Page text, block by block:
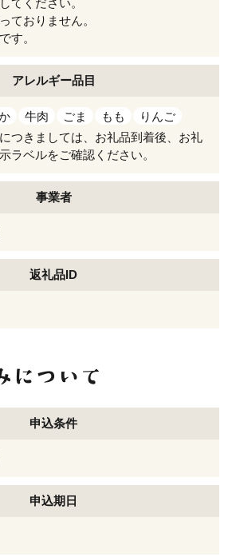
ておりません。
す。
アレルギー品目
牛肉 ごま もも
りんご
つきましては、お礼品到着後、お礼
ラベルをご確認ください。
事業者
返礼品ID
申込条件
申込期日